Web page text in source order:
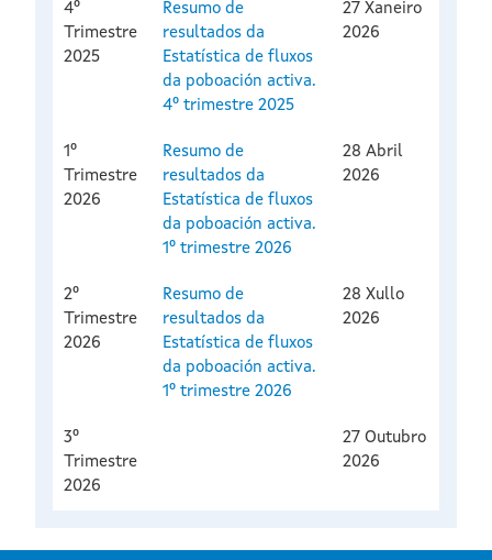
4º
Trimestre
2025
Resumo de
resultados da
Estatística de fluxos
da poboación activa.
4º trimestre 2025
27 Xaneiro
2026
1º
Trimestre
2026
Resumo de
resultados da
Estatística de fluxos
da poboación activa.
1º trimestre 2026
28 Abril
2026
2º
Trimestre
2026
Resumo de
resultados da
Estatística de fluxos
da poboación activa.
1º trimestre 2026
28 Xullo
2026
3º
Trimestre
2026
27 Outubro
2026